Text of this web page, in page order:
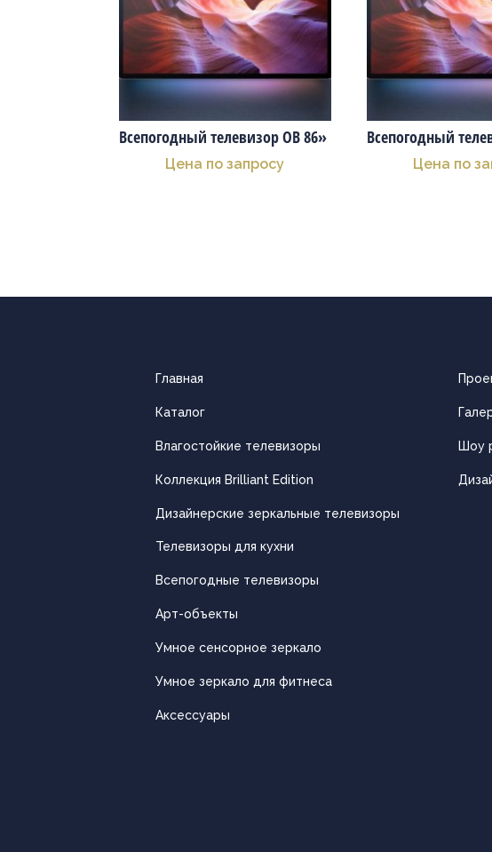
Всепогодный телевизор OB 86»
Цена по запросу
Всепогодный
Цена по
Главная
Каталог
Влагостойкие телевизоры
Коллекция Brilliant Edition
Дизайнерские зеркальные телевизоры
Телевизоры для кухни
Всепогодные телевизоры
Арт-объекты
Умное сенсорное зеркало
Умное зеркало для фитнеса
Аксессуары
Шоу